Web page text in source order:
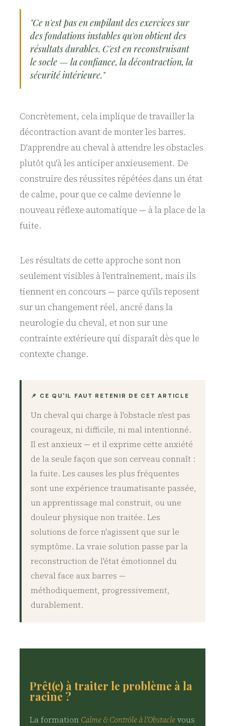
"Ce n'est pas en empilant des exercices sur
des fondations instables qu'on obtient des
résultats durables. C'est en reconstruisant
le socle — la confiance, la décontraction, la
sécurité intérieure."
Concrètement, cela implique de travailler la
décontraction avant de monter les barres.
D'apprendre au cheval à attendre les obstacles
plutôt qu'à les anticiper anxieusement. De
construire des réussites répétées dans un état
de calme, pour que ce calme devienne le
nouveau réflexe automatique — à la place de la
fuite.
Les résultats de cette approche sont non
seulement visibles à l'entraînement, mais ils
tiennent en concours — parce qu'ils reposent
sur un changement réel, ancré dans la
neurologie du cheval, et non sur une
contrainte extérieure qui disparaît dès que le
contexte change.
📌 CE QU'IL FAUT RETENIR DE CET ARTICLE
Un cheval qui charge à l'obstacle n'est pas
courageux, ni difficile, ni mal intentionné.
Il est anxieux — et il exprime cette anxiété
de la seule façon que son cerveau connaît :
la fuite. Les causes les plus fréquentes
sont une expérience traumatisante passée,
un apprentissage mal construit, ou une
douleur physique non traitée. Les
solutions de force n'agissent que sur le
symptôme. La vraie solution passe par la
reconstruction de l'état émotionnel du
cheval face aux barres —
méthodiquement, progressivement,
durablement.
Prêt(e) à traiter le problème à la
racine ?
La formation Calme & Contrôle à l'Obstaclevous